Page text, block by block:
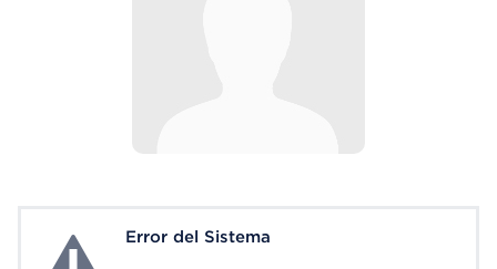
System ErrorError del Sistema